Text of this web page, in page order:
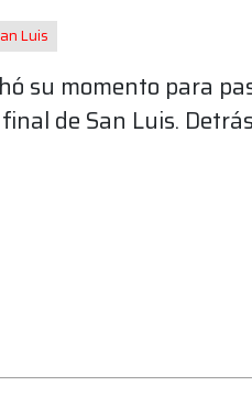
Luis
su momento para
de San Luis.